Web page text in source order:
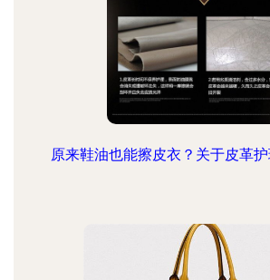
原来鞋油也能擦皮衣？关于皮革